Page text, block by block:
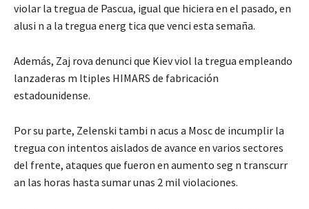
violar la tregua de Pascua, igual que hiciera en el pasado, en
alusi n a la tregua energ tica que venci esta semaña.
Además, Zaj rova denunci que Kiev viol la tregua empleando
lanzaderas m ltiples HIMARS de fabricación
estadounidense.
Por su parte, Zelenski tambi n acus a Mosc de incumplir la
tregua con intentos aislados de avance en varios sectores
del frente, ataques que fueron en aumento seg n transcurr
an las horas hasta sumar unas 2 mil violaciones.